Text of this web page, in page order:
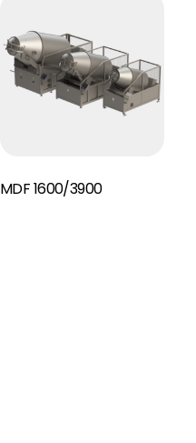
MDF 1600/3900